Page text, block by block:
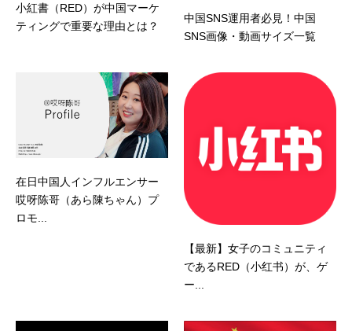
小紅書（RED）が中国マーケ
ティングで重要な理由とは？
中国SNS運用者必見！中国
SNS画像・動画サイズ一覧
在日中国人インフルエンサー
哎呀陈哥（あら陳ちゃん）プ
ロモ...
【最新】女子のコミュニティ
であるRED（小红书）が、ゲ
ー...